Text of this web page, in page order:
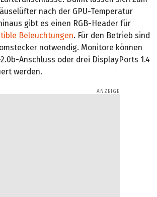
nach der GPU-Temperatur
gibt es einen RGB-Header für
Beleuchtungen. Für den Betrieb sind
notwendig. Monitore können
Anschluss oder drei DisplayPorts 1.4
werden.